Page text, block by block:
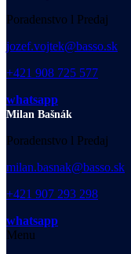
Poradenstvo l Predaj
jozef.vojtek@basso.sk
+421 908 725 577
whatsapp
Milan Bašnák
Poradenstvo l Predaj
milan.basnak@basso.sk
+421 907 293 298
whatsapp
Menu